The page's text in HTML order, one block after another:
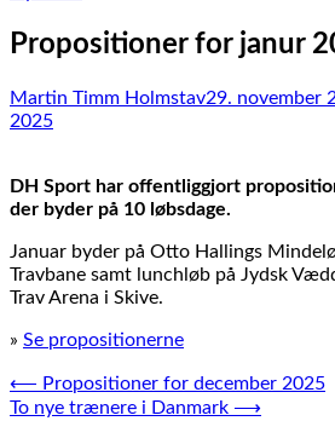
Propositioner for janur
Martin Timm Holmstav29. november
2025
DH Sport har offentliggjort
der byder på 10 løbsdage.
Januar byder på Otto Hallings
Travbane samt lunchløb på Jydsk
Trav Arena i Skive.
» Se propositionerne
Indlægsnavigation
⟵ Propositioner for december 2025
To nye trænere i Danmark ⟶